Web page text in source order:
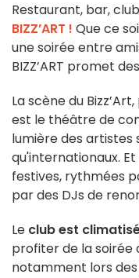
Restaurant, bar,
BIZZ’ART ! Que ce
une soirée entre
BIZZ’ART promet
La scène du
est le théâtre de
lumière des
qu'internationaux.
festives, rythmées
par des DJs de
Le club est
profiter de la soirée
notamment lors des